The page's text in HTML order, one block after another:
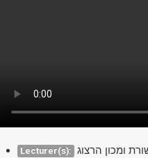
Lecturer(s): ומכון הרצוג